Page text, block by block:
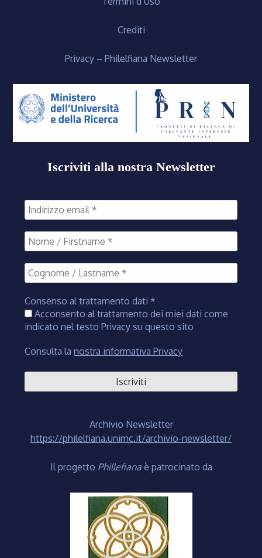
Crediti
Privacy – Philelfiana Newsletter
Iscriviti alla nostra Newsletter
Consenso al trattamento dati *
Acconsento al trattamento dei miei dati come
indicato nel testo Privacy su questo sito
Consulta lanostra informativa Privacy
Archivio Newsletter
https://philelfiana.unimc.it/archivio-newsletter/
Il progetto Phillefiana è patrocinato da